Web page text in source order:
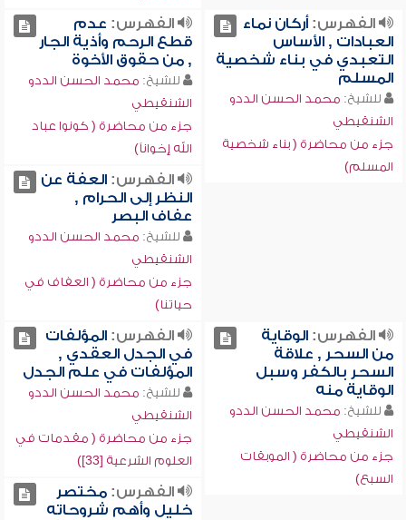
الفهرس:أركان نماء
العبادات , الأساس
التعبدي في بناء شخصية
المسلم
للشيخ: محمد الحسن الددو
الشنقيطي
جزء من محاضرة ( بناء شخصية
المسلم)
الفهرس: عدم
قطع الرحم وأذية الجار
, من حقوق الأخوة
للشيخ: محمد الحسن الددو
الشنقيطي
جزء من محاضرة ( كونوا عباد
الله إخواناً)
الفهرس:العفة عن
النظر إلى الحرام ,
عفاف البصر
للشيخ: محمد الحسن الددو
الشنقيطي
جزء من محاضرة ( العفاف في
حياتنا)
الفهرس:الوقاية
من السحر , علاقة
السحر بالكفر وسبل
الوقاية منه
للشيخ: محمد الحسن الددو
الشنقيطي
جزء من محاضرة ( الموبقات
السبع)
الفهرس:المؤلفات
في الجدل العقدي ,
المؤلفات في علم الجدل
للشيخ: محمد الحسن الددو
الشنقيطي
جزء من محاضرة ( مقدمات في
العلوم الشرعية [33])
الفهرس:مختصر
خليل وأهم شروحاته